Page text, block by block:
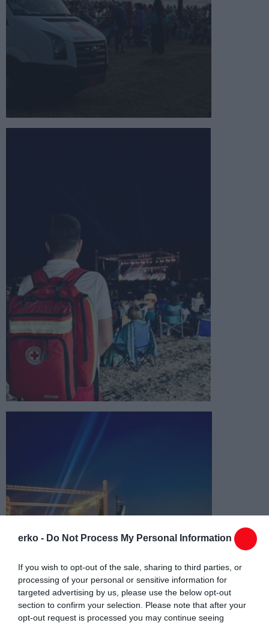
erko - Do Not Process My Personal Information
If you wish to opt-out of the sale, sharing to third parties, or
processing of your personal or sensitive information for
targeted advertising by us, please use the below opt-out
section to confirm your selection. Please note that after your
opt-out request is processed you may continue seeing